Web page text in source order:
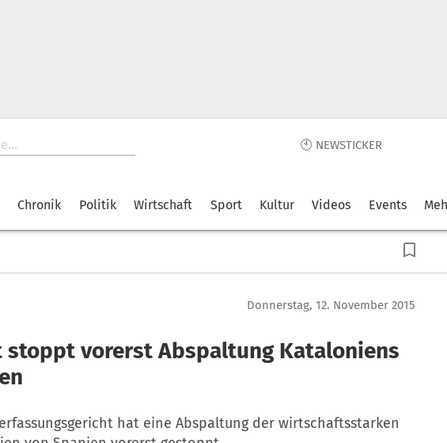
🕙 NEWSTICKER
Chronik Politik Wirtschaft Sport Kultur Videos Events
Donnerstag, 12. November 2015
stoppt vorerst Abspaltung Kataloniens
hat eine Abspaltung der wirtschaftsstarken